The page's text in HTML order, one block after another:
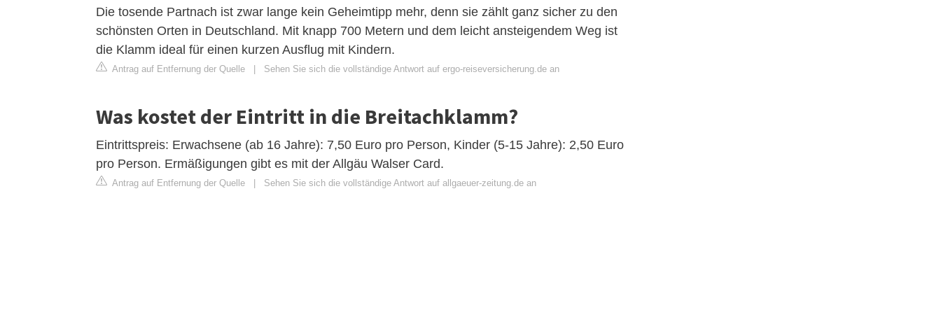
Die tosende Partnach ist zwar lange kein Geheimtipp mehr, denn sie zählt ganz sicher zu den
schönsten Orten in Deutschland. Mit knapp 700 Metern und dem leicht ansteigendem Weg ist
die Klamm ideal für einen kurzen Ausflug mit Kindern.
Antrag auf Entfernung der Quelle | Sehen Sie sich die vollständige Antwort auf ergo-reiseversicherung.de an
Was kostet der Eintritt in die Breitachklamm?
Eintrittspreis: Erwachsene (ab 16 Jahre): 7,50 Euro pro Person, Kinder (5-15 Jahre): 2,50 Euro
pro Person. Ermäßigungen gibt es mit der Allgäu Walser Card.
Antrag auf Entfernung der Quelle | Sehen Sie sich die vollständige Antwort auf allgaeuer-zeitung.de an